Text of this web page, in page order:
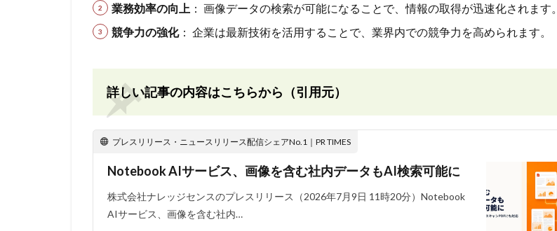
業務効率の向上 ： 画像データの検索が可能になることで、情報の取得が迅速化されます。
競争力の強化： 企業は最新技術を活用することで、業界内での競争力を高められます。
詳しい記事の内容はこちらから（引用元）
プレスリリース・ニュースリリース配信シェアNo.1｜PR TIMES
Notebook AIサービス、画像を含む社内データもAI検索可能に
株式会社ナレッジセンスのプレスリリース（2026年7月9日 11時20分）Notebook
AIサービス、画像を含む社内…